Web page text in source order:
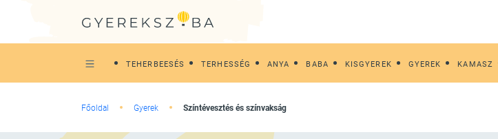
TEHERBEESÉS TERHESSÉG ANYA BABA KISGYEREK GYEREK KAMASZ
Főoldal Gyerek Színtévesztés és színvakság